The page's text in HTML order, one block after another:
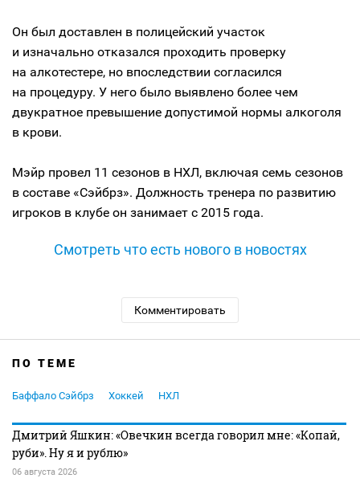
Он был доставлен в полицейский участок
и изначально отказался проходить проверку
на алкотестере, но впоследствии согласился
на процедуру. У него было выявлено более чем
двукратное превышение допустимой нормы алкоголя
в крови.
Мэйр провел 11 сезонов в НХЛ, включая семь сезонов
в составе «Сэйбрз». Должность тренера по развитию
игроков в клубе он занимает с 2015 года.
Смотреть что есть нового в новостях
Комментировать
ПО ТЕМЕ
Баффало Сэйбрз Хоккей НХЛ
Дмитрий Яшкин: «Овечкин всегда говорил мне: «Копай,
руби». Ну я и рублю»
06 августа 2026